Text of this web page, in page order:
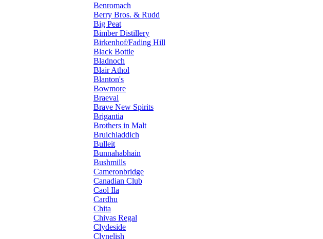
Benromach
Berry Bros. & Rudd
Big Peat
Bimber Distillery
Birkenhof/Fading Hill
Black Bottle
Bladnoch
Blair Athol
Blanton's
Bowmore
Braeval
Brave New Spirits
Brigantia
Brothers in Malt
Bruichladdich
Bulleit
Bunnahabhain
Bushmills
Cameronbridge
Canadian Club
Caol Ila
Cardhu
Chita
Chivas Regal
Clydeside
Clynelish